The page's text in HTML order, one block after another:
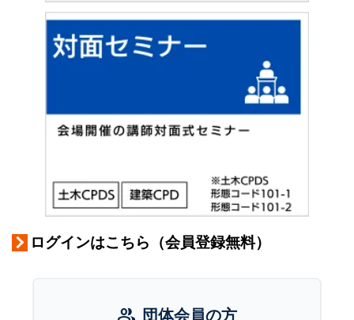
ログインはこちら（会員登録無料）
group 団体会員の方